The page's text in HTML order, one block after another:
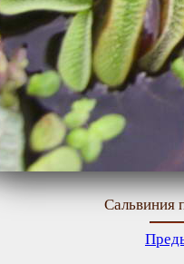
Сальвиния